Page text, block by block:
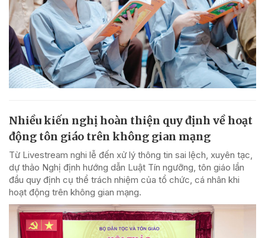
Nhiều kiến nghị hoàn thiện quy định về hoạt
động tôn giáo trên không gian mạng
Từ Livestream nghi lễ đến xử lý thông tin sai lệch, xuyên tạc,
dự thảo Nghị định hướng dẫn Luật Tín ngưỡng, tôn giáo lần
đầu quy định cụ thể trách nhiệm của tổ chức, cá nhân khi
hoạt động trên không gian mạng.